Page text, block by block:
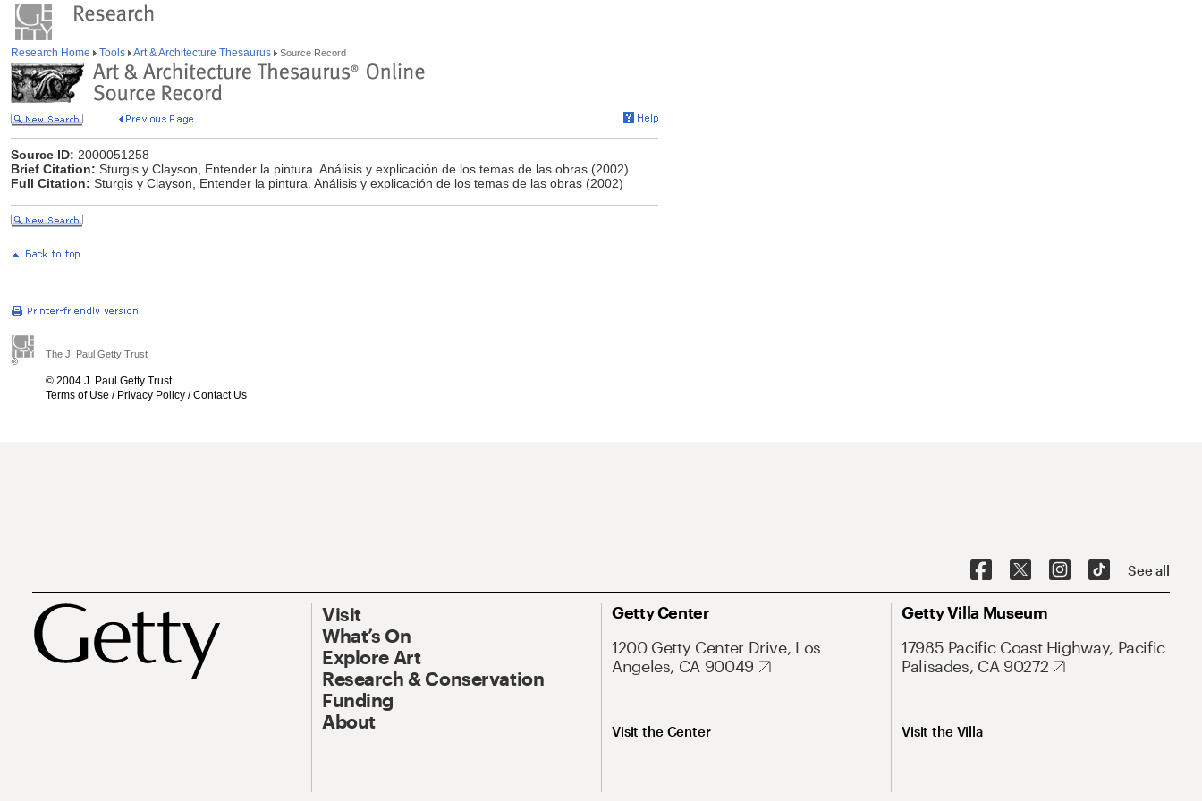
Research Home Tools Art & Architecture Thesaurus Source Record
Source ID: 2000051258
Brief Citation: Sturgis y Clayson, Entender la pintura. Análisis y explicación de los temas de las obras (2002)
Full Citation: Sturgis y Clayson, Entender la pintura. Análisis y explicación de los temas de las obras (2002)
The J. Paul Getty Trust
© 2004 J. Paul Getty Trust
Terms of Use / Privacy Policy /Contact Us
See all
Visit
What’s On
Explore Art
Research & Conservation
Funding
About
Getty Center
1200 Getty Center Drive, Los
Angeles, CA 90049
Visit the Center
Getty Villa Museum
17985 Pacific Coast Highway, Pacific
Palisades, CA 90272
Visit the Villa